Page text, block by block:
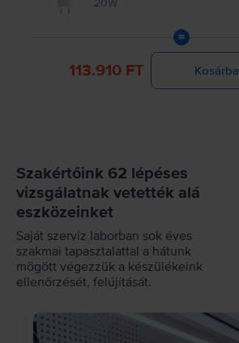
=
113.910 FT Kosárba
Szakértőink 62 lépéses
vizsgálatnak vetették alá
eszközeinket
Saját szerviz laborban sok éves
szakmai tapasztalattal a hátunk
mögött végezzük a készülékeink
ellenőrzését, felújítását.